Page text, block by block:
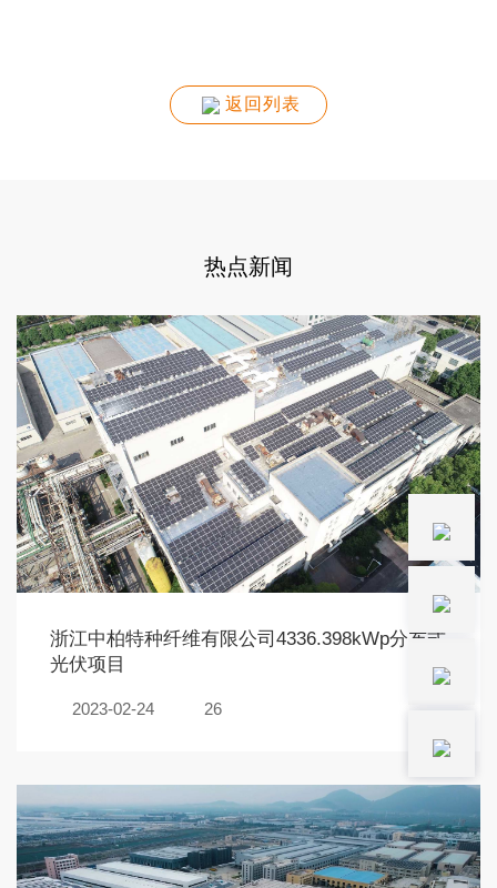
返回列表
热点新闻
浙江中柏特种纤维有限公司4336.398kWp分布式
光伏项目
2023-02-24 26